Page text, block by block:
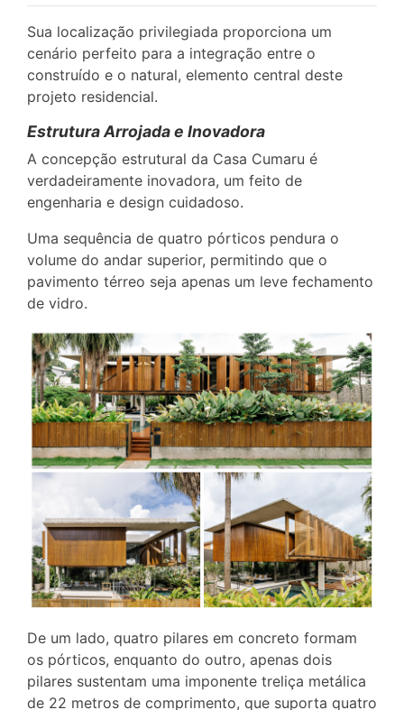
Sua localização privilegiada proporciona um
cenário perfeito para a integração entre o
construído e o natural, elemento central deste
projeto residencial.
Estrutura Arrojada e Inovadora
A concepção estrutural da Casa Cumaru é
verdadeiramente inovadora, um feito de
engenharia e design cuidadoso.
Uma sequência de quatro pórticos pendura o
volume do andar superior, permitindo que o
pavimento térreo seja apenas um leve fechamento
de vidro.
De um lado, quatro pilares em concreto formam
os pórticos, enquanto do outro, apenas dois
pilares sustentam uma imponente treliça metálica
de 22 metros de comprimento, que suporta quatro